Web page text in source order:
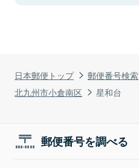
日本郵便トップ 郵便番号検索
北九州市小倉南区
星和台
郵便番号を調べる